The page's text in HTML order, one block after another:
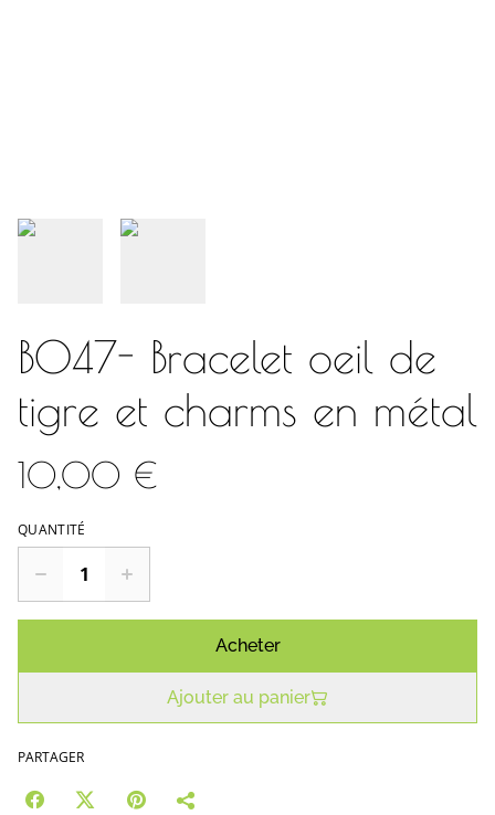
B047- Bracelet oeil de
tigre et charms en métal
10,00 €
QUANTITÉ
Acheter
Ajouter au panier
PARTAGER